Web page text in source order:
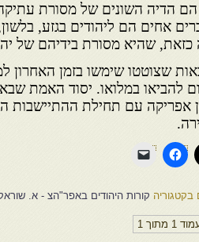
הדיה השונים של מסורת עתיקה
אחים הם ליהודים בגזע,
כזאת, שהיא מסורת בידיהם של
שצוטטו שימשו בזמן האחרון
להביאו במלואו. יסוד האמת
אפריקה עם תחילת ההתיישבות
בקטגוריה קורות היהודים באפר"הצ - א.
1 מתוך 1